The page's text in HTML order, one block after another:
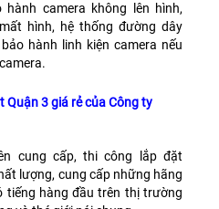
camera không lên hình,
hình, hệ thống đường dây
hành linh kiện camera nếu
Quận 3 giá rẻ của Công ty
cung cấp, thi công lắp đặt
lượng, cung cấp những hãng
tiếng hàng đầu trên thị trường